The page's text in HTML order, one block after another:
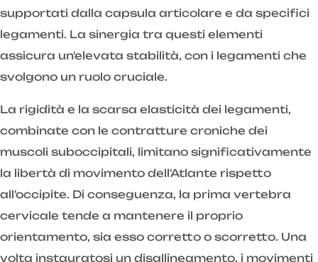
supportati dalla capsula articolare e da specifici
legamenti. La sinergia tra questi elementi
assicura un'elevata stabilità, con i legamenti che
svolgono un ruolo cruciale.
La rigidità e la scarsa elasticità dei legamenti,
combinate con le contratture croniche dei
muscoli suboccipitali, limitano significativamente
la libertà di movimento dell'Atlante rispetto
all'occipite. Di conseguenza, la prima vertebra
cervicale tende a mantenere il proprio
orientamento, sia esso corretto o scorretto. Una
volta instauratosi un disallineamento, i movimenti